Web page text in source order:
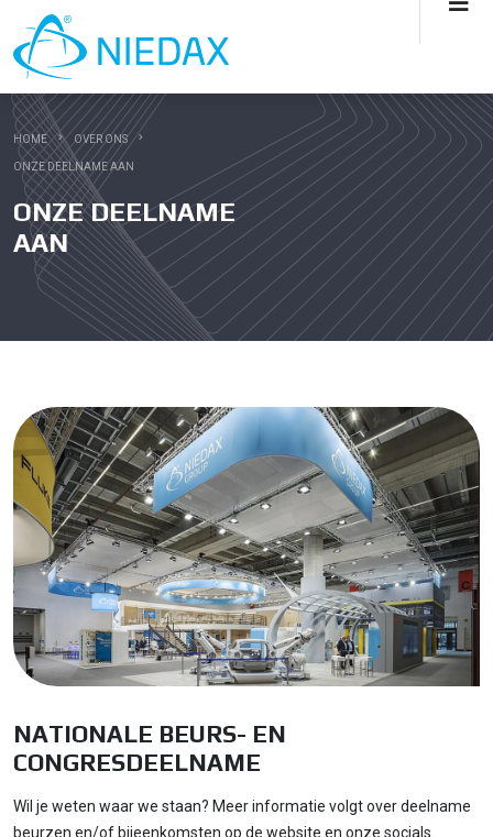
HOME OVER ONS
ONZE DEELNAME AAN
ONZE DEELNAME
AAN
NATIONALE BEURS- EN
CONGRESDEELNAME
Wil je weten waar we staan? Meer informatie volgt over deelname
beurzen en/of bijeenkomsten op de website en onze socials.